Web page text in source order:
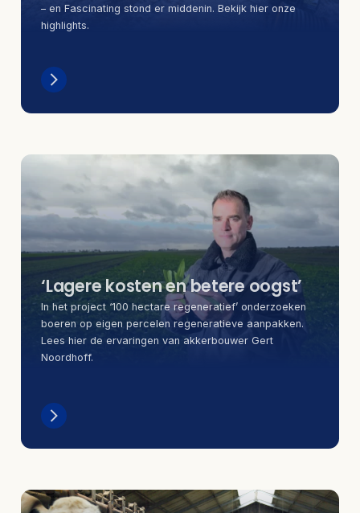
– en Fascinating stond er middenin. Bekijk hier onze
highlights.
‘Lagere kosten en betere oogst’
In het project ‘100 hectare regeneratief’ onderzoeken
boeren op eigen percelen regeneratieve aanpakken.
Lees hier de ervaringen van akkerbouwer Gert
Noordhoff.